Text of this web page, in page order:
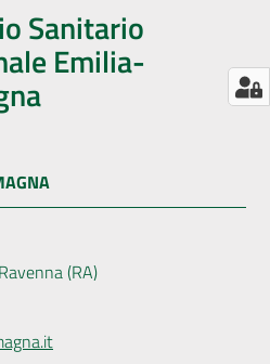
Sanitario
Emilia-
(RA)